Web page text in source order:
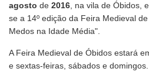
agosto de 2016 , na vila de Óbidos,
se a 14º edição da Feira Medieval
Medos na Idade Média".
A Feira Medieval de Óbidos estará
e sextas-feiras, sábados e domingos.